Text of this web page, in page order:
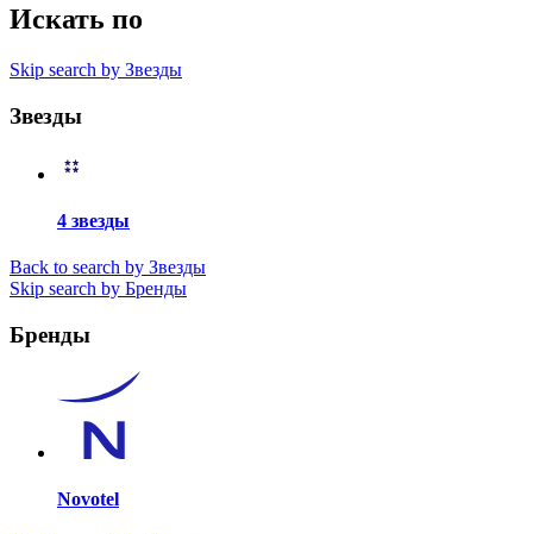
Искать по
Skip search by Звезды
Звезды
4 звезды
Back to search by Звезды
Skip search by Бренды
Бренды
Novotel